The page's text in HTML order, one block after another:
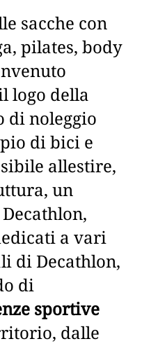
sacche con
pilates, body
logo della
di noleggio
di bici e
allestire,
un
a vari
di Decathlon,
di
sportive
dalle